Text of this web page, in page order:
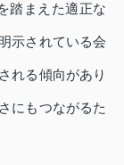
踏まえた適正な
示されている会
れる傾向があり
にもつながるた